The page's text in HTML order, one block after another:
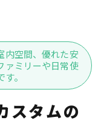
内空間、優れた安
ァミリーや日常使
。
スタムの